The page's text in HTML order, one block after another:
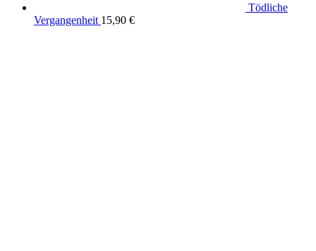
Tödliche
Vergangenheit 15,90 €